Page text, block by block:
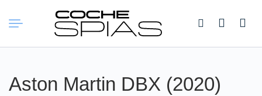
Buscar:
Aston Martin DBX (2020)